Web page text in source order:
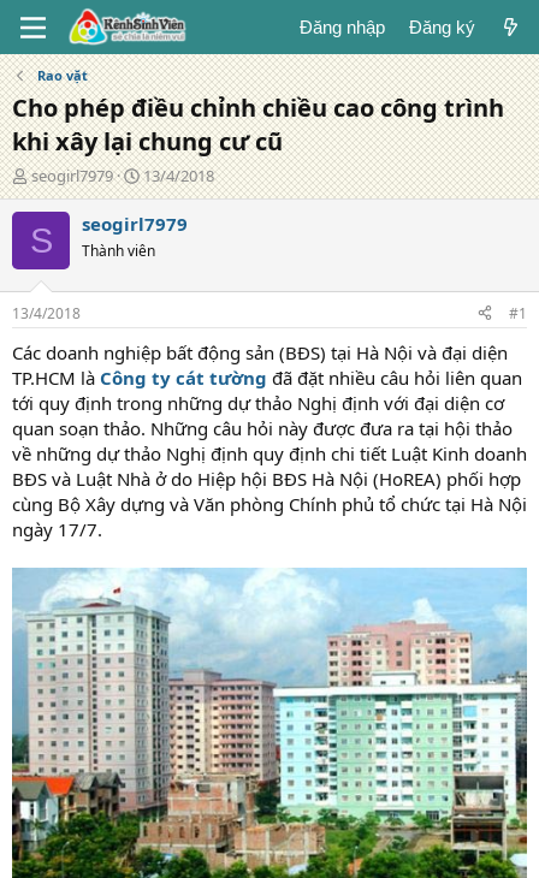
Đăng nhập Đăng ký
Rao vặt
Cho phép điều chỉnh chiều cao công trình
khi xây lại chung cư cũ
T
á
c
g
ả
seogirl7979
N
g
à
y
đ
g
13/4/2018
S seogirl7979
Thành viên
13/4/2018 #1
Các doanh nghiệp bất động sản (BĐS) tại Hà Nội và đại diện
TP.HCM là Công ty cát tường đã đặt nhiều câu hỏi liên quan
tới quy định trong những dự thảo Nghị định với đại diện cơ
quan soạn thảo. Những câu hỏi này được đưa ra tại hội thảo
về những dự thảo Nghị định quy định chi tiết Luật Kinh doanh
BĐS và Luật Nhà ở do Hiệp hội BĐS Hà Nội (HoREA) phối hợp
cùng Bộ Xây dựng và Văn phòng Chính phủ tổ chức tại Hà Nội
ngày 17/7.